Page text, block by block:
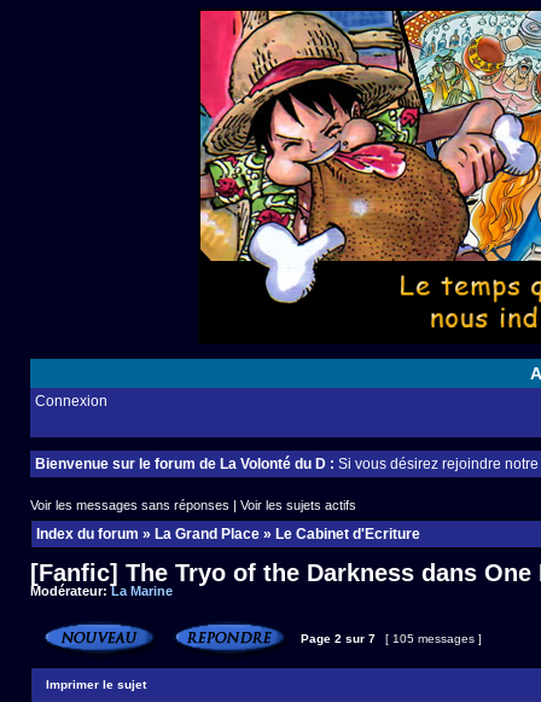
Connexion
Bienvenue sur le forum de La Volonté du D : Si vous désirez rejoindre
Voir les messages sans réponses | Voir les sujets actifs
Index du forum » La Grand Place » Le Cabinet d'Ecriture
[Fanfic] The Tryo of the Darkness dans One
Modérateur:La Marine
Page 2 sur 7 [ 105 messages ]
Imprimer le sujet